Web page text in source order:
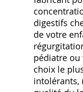
digestifs
de votre
pédiatre ou
choix le
intolérants,